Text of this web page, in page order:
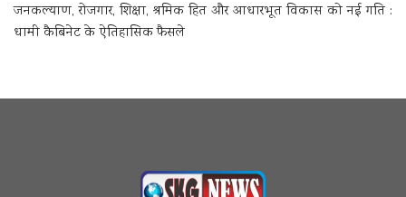
जनकल्याण, रोजगार, शिक्षा, श्रमिक हित और आधारभूत विकास को नई गति :
धामी कैबिनेट के ऐतिहासिक फैसले